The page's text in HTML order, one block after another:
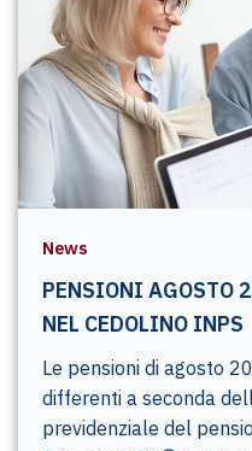
News
PENSIONI AGOSTO
NEL CEDOLINO INPS
Le pensioni di agosto
differenti a seconda
previdenziale del